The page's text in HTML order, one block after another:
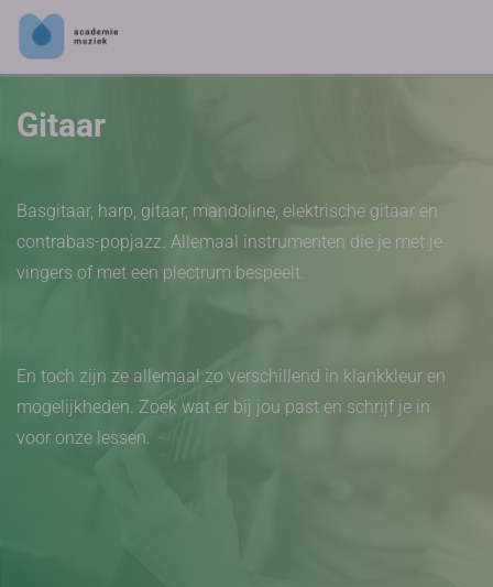
Gitaar
Basgitaar, harp, gitaar, mandoline, elektrische gitaar en
contrabas-popjazz. Allemaal instrumenten die je met je
vingers of met een plectrum bespeelt.
En toch zijn ze allemaal zo verschillend in klankkleur en
mogelijkheden. Zoek wat er bij jou past en schrijf je in
voor onze lessen.